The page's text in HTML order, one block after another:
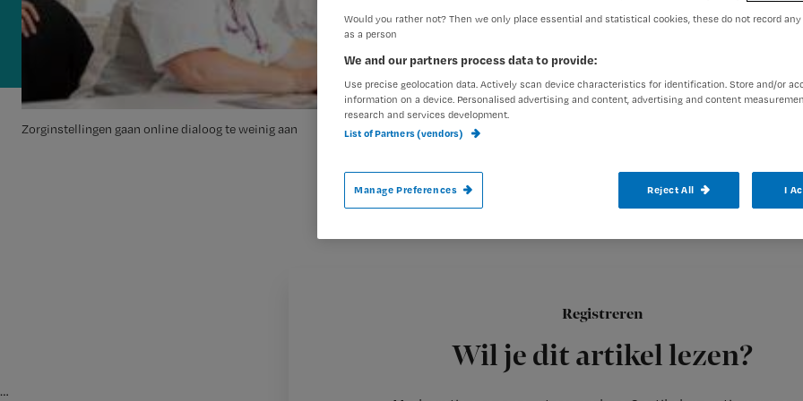
Zorginstellingen gaan online dialoog te weinig aan
Auteur:
Registreren
Wil je dit artikel lezen?
In de VVT-sector worden de
aangegrepen. Ze kunnen hier op online
…
Would you rather not? Then we only place essential and statistical cookies, these do not record
as a person
We and our partners process data to provide:
Use precise geolocation data. Actively scan device characteristics for identification. Store and/or
information on a device. Personalised advertising and content, advertising and content
research and services development.
List of Partners (vendors)
Manage Preferences Reject All I